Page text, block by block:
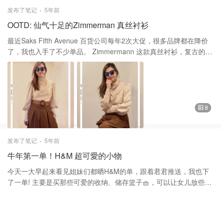
NICHOLAS KIRKWOOD 擅长在鞋跟上大做文章。它家的鞋跟有金
何设计。 其多面鞋跟经过精心设计，具有图形效果。 这款Beya乐福
鞋可搭配任何衣服，可盐可甜。全羊皮的料子，不打上脚，好穿又
容易搭配。 谢谢大家的喜欢和支持。❤️❤️ 鞋子Nicholas Kirkwood
尼可拉斯·科克伍德
发布了笔记 5年前
OOTD: 仙气十足的Zimmerman 真丝衬衫
最近Saks Fifth Avenue 百货公司每年2次大促，很多品牌都在降价
了，我也入手了不少单品。 Zimmermann 这款真丝衬衫，复古的高
颈领的设计、搭配浪漫的防风袖和细长的袖口。釆用重磅真丝面
料、有厚度而又不厚重、柔软而又有飘逸感面料自带光着，带有满
满的高级感，无论是搭配宽腿裤、牛仔裤，裙子都好看。原价
$450，折后再税$180。价格相当不错。 ❤️品牌介绍： 澳大利亚创
始人兼姊妹二人Nicky和Simone Zimmermann设计时具有标志性的
女性美感，每件作品都充满了不同层次的面料，丰富的刺绣和醒目
的印花。 从荷叶边比基尼和沙滩装，到奢华，错综复杂的图案长裙
（和迷你裙），一切都以最轻松自在的方式公开展现浪漫气氛。 风
牌。同样带有面料光泽的深色系的高腰百褶裙，复古又有高级感，
官图搭配的宽腿裤也可以。 謝謝大家的喜歡和支持❤️❤️ 衣服
Zimmermann 裙子 意大利小众品牌 皮带Sezane 鞋子Vince
8
发布了笔记 5年前
牛年第一单！H&M 超可愛的小物
今天一大早起来看见姐妹们都晒H&M的单，跟着君君推送，我也下
了一单! 主要是买那些可爱的收纳、储存篮子🧺，可以让女儿放些小